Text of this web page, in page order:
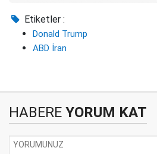
Etiketler :
Donald Trump
ABD İran
HABERE YORUM KAT